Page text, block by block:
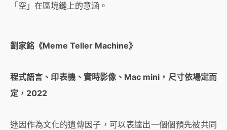
「空」在區塊鏈上的意涵。
劉家銘《Meme Teller Machine》
程式語言、印表機、實時影像、Mac mini，尺寸依場定而
定，2022
迷因作為文化的遺傳因子，可以表達出一個個預先被共同